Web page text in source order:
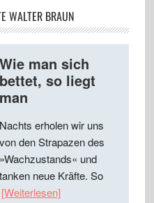
WALTER BRAUN
Wie man sich
bettet, so liegt
man
Nachts erholen wir uns
von den Strapazen des
»Wachzustands« und
tanken neue Kräfte. So
[Weiterlesen]